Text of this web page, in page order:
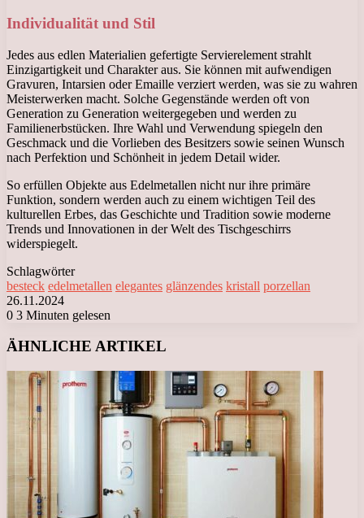
Individualität und Stil
Jedes aus edlen Materialien gefertigte Servierelement strahlt
Einzigartigkeit und Charakter aus. Sie können mit aufwendigen
Gravuren, Intarsien oder Emaille verziert werden, was sie zu wahren
Meisterwerken macht. Solche Gegenstände werden oft von
Generation zu Generation weitergegeben und werden zu
Familienerbstücken. Ihre Wahl und Verwendung spiegeln den
Geschmack und die Vorlieben des Besitzers sowie seinen Wunsch
nach Perfektion und Schönheit in jedem Detail wider.
So erfüllen Objekte aus Edelmetallen nicht nur ihre primäre
Funktion, sondern werden auch zu einem wichtigen Teil des
kulturellen Erbes, das Geschichte und Tradition sowie moderne
Trends und Innovationen in der Welt des Tischgeschirrs
widerspiegelt.
Schlagwörter
besteck edelmetallen elegantes glänzendes kristall porzellan
26.11.2024
0 3 Minuten gelesen
ÄHNLICHE ARTIKEL